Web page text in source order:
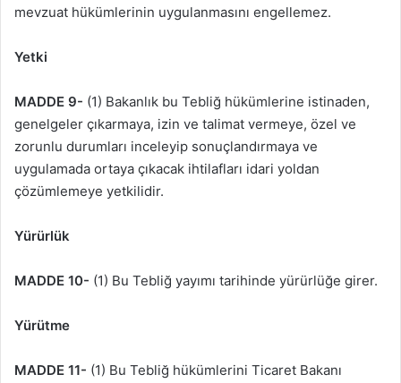
mevzuat hükümlerinin uygulanmasını engellemez.
Yetki
MADDE 9- (1) Bakanlık bu Tebliğ hükümlerine istinaden,
genelgeler çıkarmaya, izin ve talimat vermeye, özel ve
zorunlu durumları inceleyip sonuçlandırmaya ve
uygulamada ortaya çıkacak ihtilafları idari yoldan
çözümlemeye yetkilidir.
Yürürlük
MADDE 10- (1) Bu Tebliğ yayımı tarihinde yürürlüğe girer.
Yürütme
MADDE 11- (1) Bu Tebliğ hükümlerini Ticaret Bakanı